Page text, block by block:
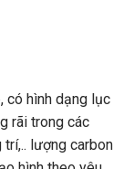
có hình dạng lục
rãi trong các
trí,.. lượng carbon